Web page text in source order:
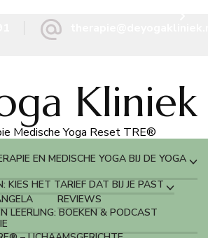
Kliniek
Medische Yoga Reset TRE®
EN MEDISCHE YOGA BIJ DE YOGA
KIES HET TARIEF DAT BIJ JE PAST
REVIEWS
LEERLING: BOEKEN & PODCAST